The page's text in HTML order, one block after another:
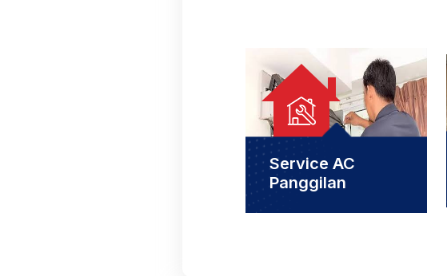
Service AC
Panggilan